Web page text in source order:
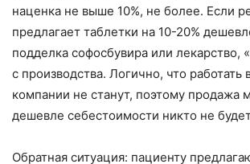
наценка не выше 10%, не более. Если
предлагает таблетки на 10-20%
подделка софосбувира или лекарство,
с производства. Логично, что работать
компании не станут, поэтому продажа
дешевле себестоимости никто не
Обратная ситуация: пациенту